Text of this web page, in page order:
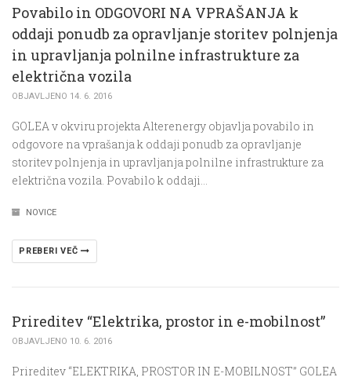
Povabilo in ODGOVORI NA VPRAŠANJA k
oddaji ponudb za opravljanje storitev polnjenja
in upravljanja polnilne infrastrukture za
električna vozila
OBJAVLJENO 14. 6. 2016
GOLEA v okviru projekta Alterenergy objavlja povabilo in
odgovore na vprašanja k oddaji ponudb za opravljanje
storitev polnjenja in upravljanja polnilne infrastrukture za
električna vozila. Povabilo k oddaji…
NOVICE
PREBERI VEČ
Prireditev “Elektrika, prostor in e-mobilnost”
OBJAVLJENO 10. 6. 2016
Prireditev “ELEKTRIKA, PROSTOR IN E-MOBILNOST” GOLEA